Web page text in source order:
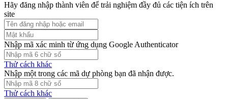
Hãy đăng nhập thành viên để trải nghiệm đầy đủ các tiện ích trên
site
Nhập mã xác minh từ ứng dụng Google Authenticator
Thử cách khác
Nhập một trong các mã dự phòng bạn đã nhận được.
Thử cách khác